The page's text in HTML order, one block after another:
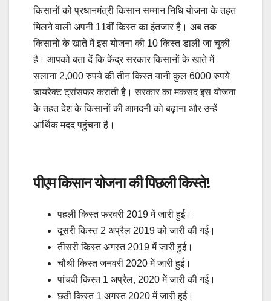
किसानों को प्रधानमंत्री किसान सम्मान निधि योजना के तहत
मिलने वाली अपनी 11वीं किस्त का इंतजार है। अब तक
किसानों के खाते में इस योजना की 10 किस्त डाली जा चुकी
है। आपको बता दें कि केंद्र सरकार किसानों के खाते में
सलाना 2,000 रुपये की तीन किस्त यानी कुल 6000 रुपये
डायरेक्ट ट्रांसफर कराती है। सरकार का मकसद इस योजना
के तहत देश के किसानों की आमदनी को बढ़ाना और उन्हें
आर्थिक मदद पहुंचना है।
पीएम किसान योजना की पिछली किस्ते!
पहली किस्त फरवरी 2019 में जारी हुई।
दूसरी किस्त 2 अप्रैल 2019 को जारी की गई।
तीसरी किस्त अगस्त 2019 में जारी हुई।
चौथी किस्त जनवरी 2020 में जारी हुई।
पांचवी किस्त 1 अप्रैल, 2020 में जारी की गई।
छठी किस्त 1 अगस्त 2020 में जारी हुई।